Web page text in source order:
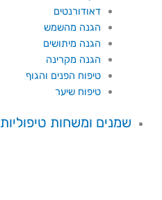
דאודורנטים
הגנה מהשמש
הגנה מיתושים
הגנה מקרינה
טיפוח הפנים והגוף
טיפוח שיער
שמנים ומשחות טיפוליות